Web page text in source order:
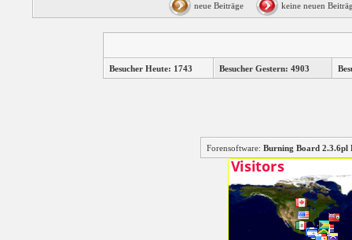
neue Beiträge keine neuen
Besucher Heute: 1743 Besucher Gestern: 4903
Forensoftware: Burning Board